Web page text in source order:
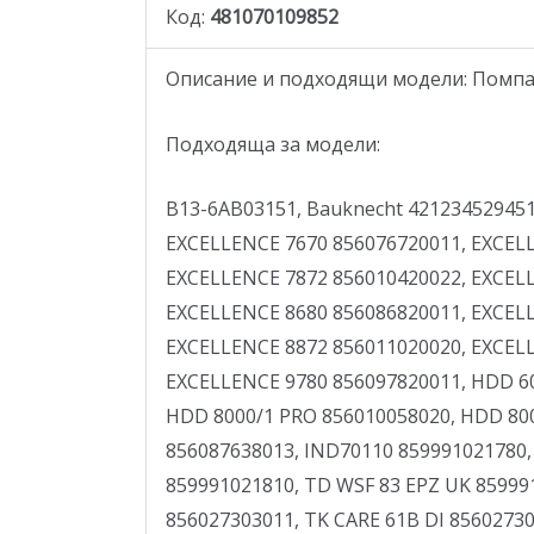
Код: 481070109852
Описание и подходящи модели:
Подходяща за модели:
B13-6AB03151, Bauknecht 4212345294518, 4054905392698 / Bauknecht: EXCELLENCE 7210 856017020020, EXCELLENCE 7210 856017020021, EXCELLENCE 7670 856076720011, EXCELLENCE 7670 856076720012, EXCELLENCE 7872 856010420020, EXCELLENCE 7872 856010420021, EXCELLENCE 7872 856010420022, EXCELLENCE 7872 856010420023, EXCELLENCE 8211 856019020020, EXCELLENCE 8211 856019020021, EXCELLENCE 8680 856086820011, EXCELLENCE 8680 856086820012, EXCELLENCE 8780 856087820011, EXCELLENCE 8780 856087820012, EXCELLENCE 8872 856011020020, EXCELLENCE 8872 856011020021, EXCELLENCE 8872 856011020022, EXCELLENCE 8872 856011020023, EXCELLENCE 9780 856097820011, HDD 6000 856010038021, HDD 6000 856010038022, HDD 7000 856010038020, HDD 7000 856010038023, HDD 8000/1 PRO 856010058020, HDD 8000/1 PRO 856010058021, HDD 8000PRO 856087638011, HDD 8000PRO 856087638012, HDD 8000PRO 856087638013, IND70110 859991021780, IND80110 859991021790, IND80111 859991021820, IND80112 859991028790, IND90110 859991021810, TD WSF 83 EPZ UK 859991008660, TDWSF 83B EP UK 859991002020, TDWSL 73B UK 859991003120, TK CARE 61B DI 856027303011, TK CARE 61B DI 856027303012, TK CARE 61B DI 856027303013, TK CARE 61B DI 856027303014, TK CARE 61B SD 856097703011, TK CARE 61B SD 856097703012, TK CARE 61B SD 856097703013, TK CARE 61B SD 856097703014, TK CARE E61B SD 856097803011, TK CARE E61B SD 856097803012, TK CARE E61B SD 856097803013, TK CARE E61B SD 856097803014, TK CARE E71B SD 856071103011, TK CARE E71B SD 856071103012, TK CARE E71B SD 856071103013, TK CARE E71B SD 856071103014, TK DR1 856010403020, TK DR1 856010403021, TK DR1 856010403022, TK DR1 856010403023, TK ECO 7080 856010212040, TK ECOSTYLE 7 B GBW 856013003020, TK ECOSTYLE 7 B GBW 856013003021, TK ECOSTYLE 7 B GBW 856013003022, TK ECOSTYLE 7B DI 856098603011, TK ECOSTYLE 7B DI 856098603012, TK ECOSTYLE 7T DI 856076803030, TK ECOSTYLE 7T DI 856076803031, TK EVO 74B BW 856021003020, TK EVO 74B BW 856021003021, TK EVO 84B BW 856022003020, TK EVO 84B BW 856022003021, TK JOY 8 B 856039703020, TK NOVA 64B SD 856018003020, TK NOVA 64B SD 856018003021, TK NOVA 74B DI 856019003020, TK NOVA 74B DI 856019003021, TK NOVA 84B DI 856020003020, TK NOVA 84B DI 856020003021, TK PL 928B FLD 856087803011, TK PL 928B FLD 856087803012, TK PL 928B FLD 856087803013, TK PL 928B FLD 856087803014, TK PL 938B GBW 856010203020, TK PL 938B GBW 856010203021, TK PL 972B 856097203011, TK PL 972B 856097203012, TK PL 992A FLD 856098203011, TK PLATINUM 71B DI 856097303011, TK PLATINUM 71B DI 856097303012, TK PLATINUM 81B BW 856086903011, TK PLATINUM 81B BW 856086903012, TK PLATINUM 81B BW 856086903013, TK PLATINUM 81B BW 856086903014, TK PLATINUM 85 B 856038403020, TK PLATINUM 91A FLD 856028003011, TK PLUS 71B 856097403011, TK PLUS 71B 856097403012, TK PLUS 71B 856097403013, TK